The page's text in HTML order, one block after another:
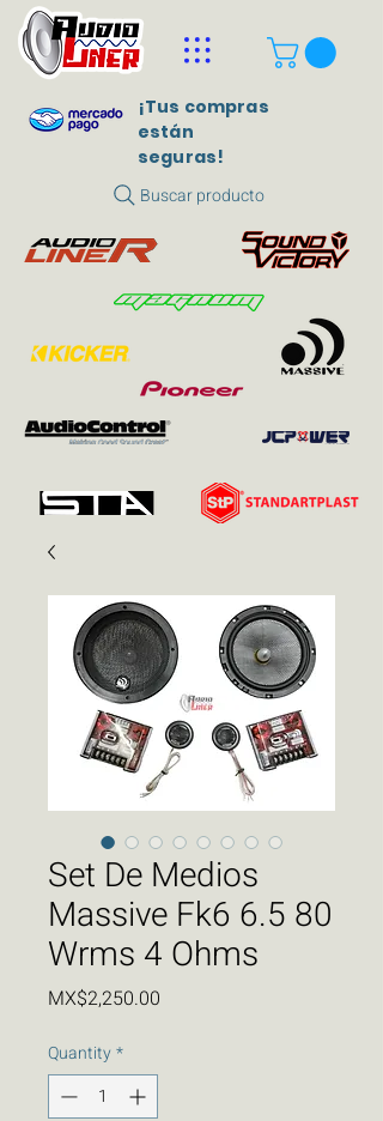
Buscar producto
¡Tus compras
están
seguras!
Set De Medios
Massive Fk6 6.5 80
Wrms 4 Ohms
MX$2,250.00
Quantity*